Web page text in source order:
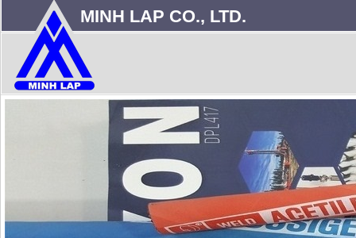
MINH LAP CO., LTD.